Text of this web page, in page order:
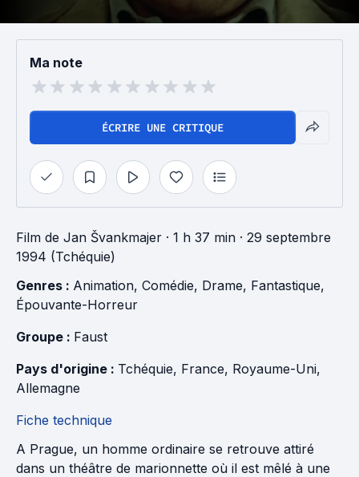
Ma note
ÉCRIRE UNE CRITIQUE
Film de Jan Švankmajer · 1 h 37 min · 29 septembre
1994 (Tchéquie)
Genres : Animation, Comédie, Drame, Fantastique,
Épouvante-Horreur
Groupe : Faust
Pays d'origine : Tchéquie, France, Royaume-Uni,
Allemagne
Fiche technique
A Prague, un homme ordinaire se retrouve attiré
dans un théâtre de marionnette où il est mêlé à une